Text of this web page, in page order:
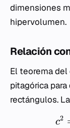
dimensiones
hipervolumen.
Relación
El teorema
pitagórica
rectángulos.
c2